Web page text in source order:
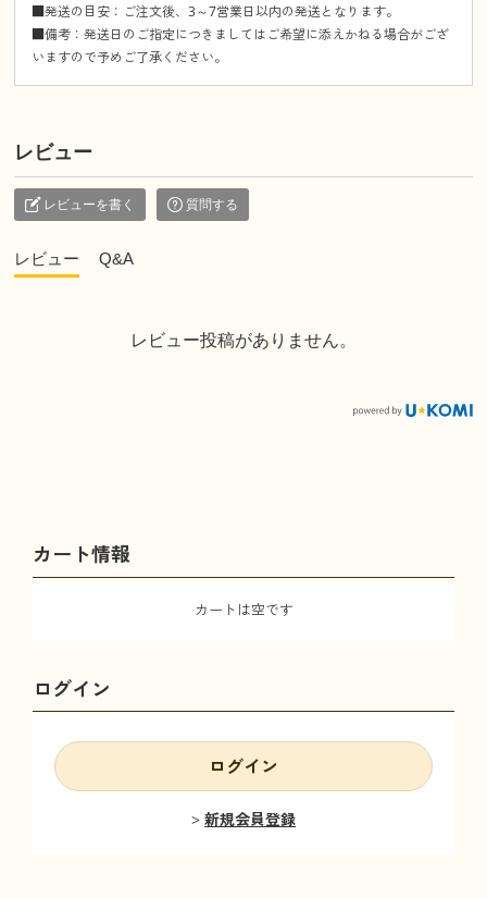
■発送の目安：ご注文後、3～7営業日以内の発送となります。
■備考：発送日のご指定につきましてはご希望に添えかねる場合がござ
いますので予めご了承ください。
レビュー
レビューを書く 質問する
レビュー Q&A
レビュー投稿がありません。
カート情報
カートは空です
ログイン
ログイン
新規会員登録